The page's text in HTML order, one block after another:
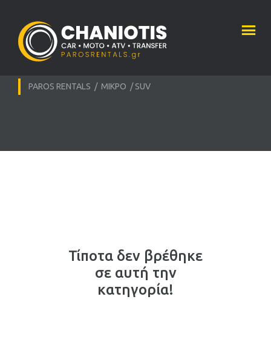
PAROS RENTALS / ΜΙΚΡΌ /SUV
Τίποτα δεν βρέθηκε
σε αυτή την
κατηγορία!